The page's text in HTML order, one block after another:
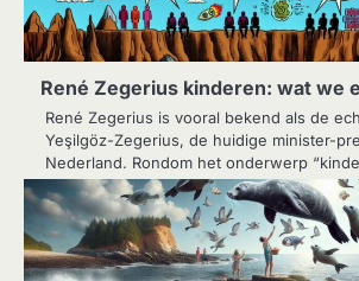
René Zegerius kinderen: wat we
René Zegerius is vooral bekend als de
Yeşilgöz-Zegerius, de huidige minister-
Nederland. Rondom het onderwerp